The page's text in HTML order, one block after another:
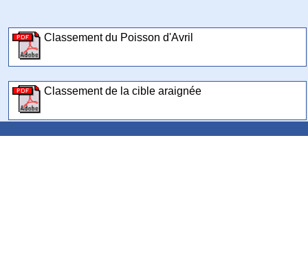
Classement du Poisson d'Avril
Classement de la cible araignée